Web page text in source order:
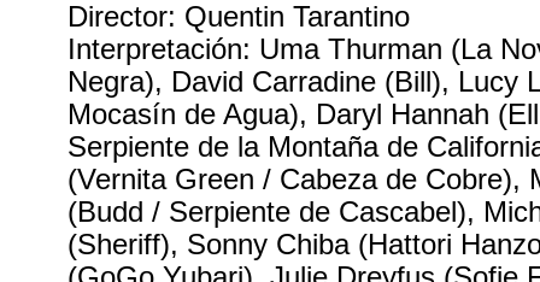
Director: Quentin Tarantino
Interpretación: Uma Thurman (La
Negra), David Carradine (Bill), Lucy
Mocasín de Agua), Daryl Hannah
Serpiente de la Montaña de
(Vernita Green / Cabeza de Cobre),
(Budd / Serpiente de Cascabel),
(Sheriff), Sonny Chiba (Hattori